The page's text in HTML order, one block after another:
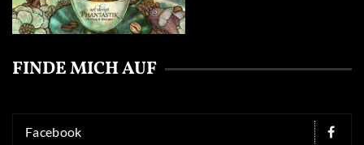
FINDE MICH AUF
Facebook